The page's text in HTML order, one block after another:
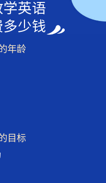
英语
少钱
年龄
目标